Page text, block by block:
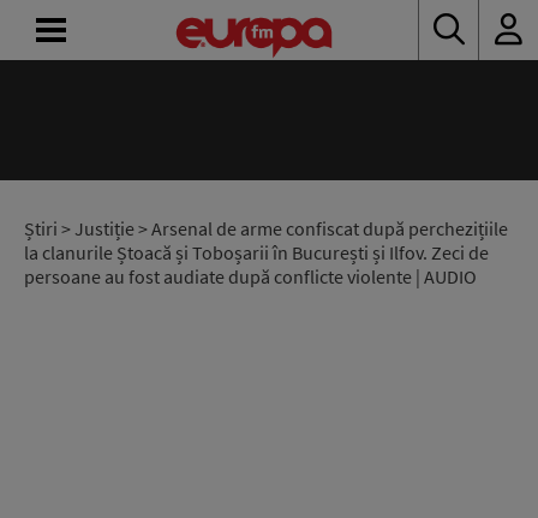
Știri > Justiție> Arsenal de arme confiscat după perchezițiile
la clanurile Ștoacă și Toboșarii în București și Ilfov. Zeci de
persoane au fost audiate după conflicte violente | AUDIO
RADIO
CONCURSURI